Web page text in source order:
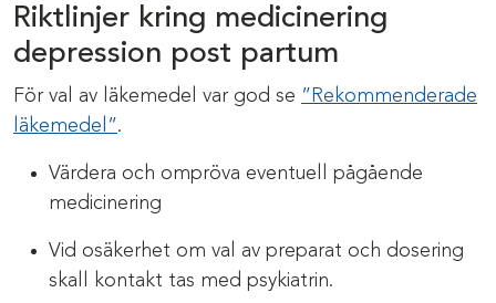
Riktlinjer kring medicinering
depression post partum
För val av läkemedel var god se ”Rekommenderade
läkemedel”.
Värdera och ompröva eventuell pågående
medicinering
Vid osäkerhet om val av preparat och dosering
skall kontakt tas med psykiatrin.